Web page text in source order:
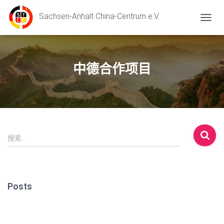
Sachsen-Anhalt China-Centrum e.V.
中德合作项目
搜
索
搜索…
Posts